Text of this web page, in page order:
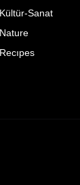
Kültür-Sanat
Nature
Recıpes